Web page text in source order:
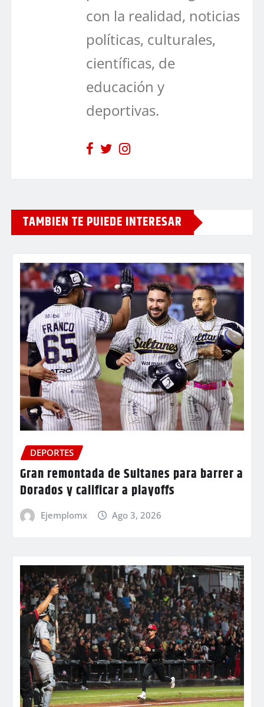
con la realidad, noticias
políticas, culturales,
científicas, de
educación y
deportivas.
TAMBIEN TE PUIEDE INTERESAR
DEPORTES
Gran remontada de Sultanes para barrer a
Dorados y calificar a playoffs
Ejemplomx Ago 3, 2026